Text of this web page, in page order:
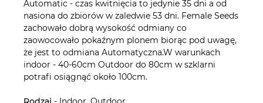
Automatic - czas kwitnięcia to jedynie 35 dni a od
nasiona do zbiorów w zaledwie 53 dni. Female Seeds
zachowało dobrą wysokość odmiany co
zaowocowało pokaźnym plonem biorąc pod uwagę,
że jest to odmiana Automatyczna.W warunkach
indoor - 40-60cm Outdoor do 80cm w szklarni
potrafi osiągnąć około 100cm.